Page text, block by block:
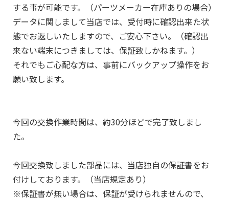
する事が可能です。（パーツメーカー在庫ありの場合）
データに関しまして当店では、受付時に確認出来た状
態でお返しいたしますので、ご安心下さい。（確認出
来ない端末につきましては、保証致しかねます。）
それでもご心配な方は、事前にバックアップ操作をお
願い致します。
今回の交換作業時間は、約30分ほどで完了致しまし
た。
今回交換致しました部品には、当店独自の保証書をお
付けしております。（当店規定あり）
※保証書が無い場合は、保証が受けられませんので、